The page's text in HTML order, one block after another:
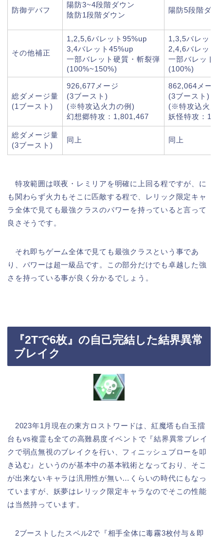
防御デバフ
陽防3~4段階ダウン
陰防1段階ダウン
陽防5段階ダ
その他補正
1,2,5,6バレット95%up
3,4バレット45%up
一部バレット硬質・斬裂弾
(100%~150%)
1,3,5バレッ
2,4,6バレッ
一部バレット
(100%)
総ダメージ量
(1ブースト)
926,677メージ
(3ブースト)
(※特攻込火力の例)
幻想郷特攻：1,801,467
862,064メー
(3ブースト)
(※特攻込火
妖怪特攻：
総ダメージ量
(3ブースト)
同上 同上
特攻範囲は咲夜・レミリアを明確に上回る程ですが、に
も関わらず火力もそこに匹敵する程で、レリック限定キャ
ラ全体で見ても最強クラスのパワーを持っていると言って
良さそうです。
それ即ちゲーム全体で見ても最強クラスという事であ
り、パワーは超一級品です。この部分だけでも卓越した強
さを持っている事が良く分かるでしょう。
『2Tで6枚』の自己完結した結界異常
ブレイク
2023年1月現在の東方ロストワードは、紅魔塔も白玉擂
台もvs複霊も全ての高難易度イベントで『結界異常ブレイ
クで弱点無視のブレイクを行い、フィニッシュブローを叩
き込む』というのが基本中の基本戦術となっており、そこ
が出来ないキャラは汎用性が無い…くらいの時代にもなっ
ていますが、妖夢はレリック限定キャラなのでそこの性能
は当然持っています。
2ブーストしたスペル2で『相手全体に毒霧3枚付与＆即